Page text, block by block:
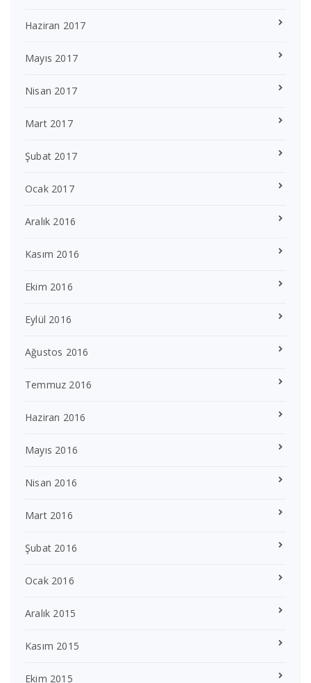
Haziran 2017
Mayıs 2017
Nisan 2017
Mart 2017
Şubat 2017
Ocak 2017
Aralık 2016
Kasım 2016
Ekim 2016
Eylül 2016
Ağustos 2016
Temmuz 2016
Haziran 2016
Mayıs 2016
Nisan 2016
Mart 2016
Şubat 2016
Ocak 2016
Aralık 2015
Kasım 2015
Ekim 2015